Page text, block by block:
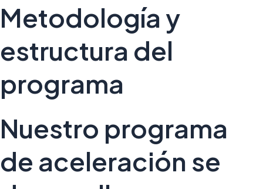
Metodología y
estructura del
programa
Nuestro programa
de aceleración se